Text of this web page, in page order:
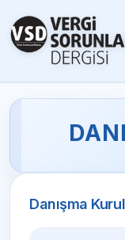
Danışma